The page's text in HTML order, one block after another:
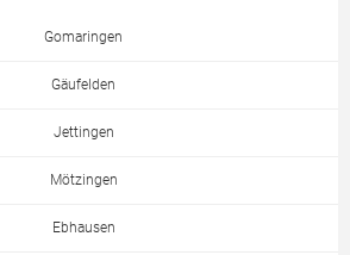
Gomaringen
Gäufelden
Jettingen
Mötzingen
Ebhausen